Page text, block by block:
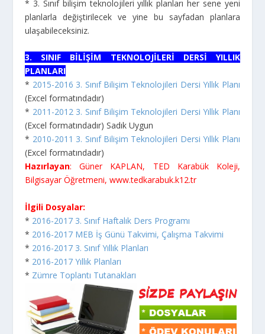
* 3. Sınıf bilişim teknolojileri yıllık planları her sene yeni
planlarla değiştirilecek ve yine bu sayfadan planlara
ulaşabileceksiniz.
3. SINIF BİLİŞİM TEKNOLOJİLERİ DERSİ YILLIK
PLANLARI
* 2015-2016 3. Sınıf Bilişim Teknolojileri Dersi Yıllık Planı
(Excel formatındadır)
* 2011-2012 3. Sınıf Bilişim Teknolojileri Dersi Yıllık Planı
(Excel formatındadır) Sadık Uygun
* 2010-2011 3. Sınıf Bilişim Teknolojileri Dersi Yıllık Planı
(Excel formatındadır)
Hazırlayan: Güner KAPLAN, TED Karabük Koleji,
Bilgisayar Öğretmeni, www.tedkarabuk.k12.tr
İlgili Dosyalar:
* 2016-2017 3. Sınıf Haftalık Ders Programı
* 2016-2017 MEB İş Günü Takvimi, Çalışma Takvimi
* 2016-2017 3. Sınıf Yıllık Planları
* 2016-2017 Yıllık Planları
* Zümre Toplantı Tutanakları